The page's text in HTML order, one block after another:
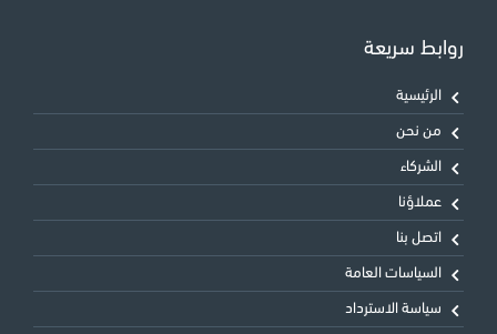
روابط سريعة
الرئيسية
من نحن
الشركاء
عملاؤنا
اتصل بنا
السياسات العامة
سياسة الاسترداد